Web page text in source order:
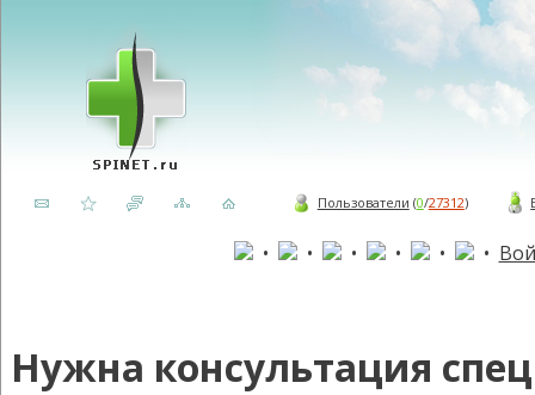
Пользователи (0/27312)
• • • • • •
Нужна консультация